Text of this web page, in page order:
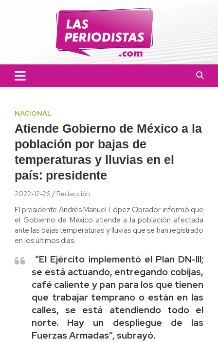
Las Periodistas
informado a la población.
NACIONAL
Atiende Gobierno de México a la
población por bajas de
temperaturas y lluvias en el
país: presidente
2022-12-26 Redacción
El presidente Andrés Manuel López Obrador informó que
el Gobierno de México atiende a la población afectada
ante las bajas temperaturas y lluvias que se han registrado
en los últimos días.
“El Ejército implementó el Plan DN-III;
se está actuando, entregando cobijas,
café caliente y pan para los que tienen
que trabajar temprano o están en las
calles, se está atendiendo todo el
norte. Hay un despliegue de las
Fuerzas Armadas”, subrayó.